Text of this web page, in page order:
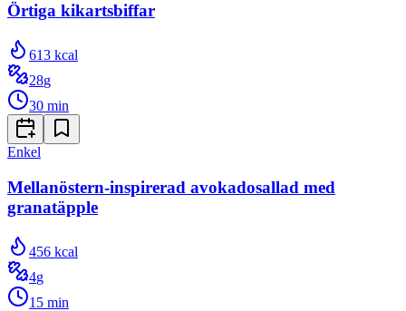
Örtiga kikartsbiffar
613 kcal
28g
30 min
Enkel
Mellanöstern-inspirerad avokadosallad med
granatäpple
456 kcal
4g
15 min